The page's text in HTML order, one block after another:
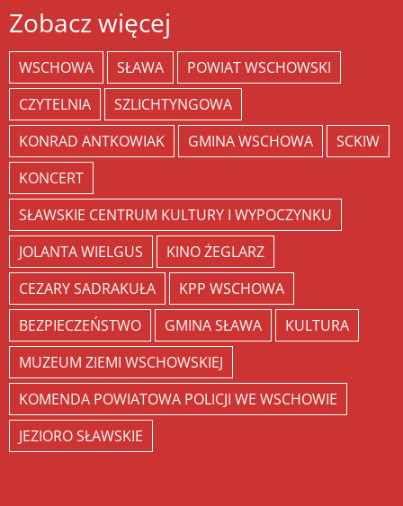
Zobacz więcej
WSCHOWA SŁAWA
POWIAT WSCHOWSKI
CZYTELNIA
SZLICHTYNGOWA
KONRAD ANTKOWIAK
GMINA WSCHOWA
SCKIW
KONCERT
SŁAWSKIE CENTRUM KULTURY I WYPOCZYNKU
JOLANTA WIELGUS
KINO ŻEGLARZ
CEZARY SADRAKUŁA
KPP WSCHOWA
BEZPIECZEŃSTWO
GMINA SŁAWA
KULTURA
MUZEUM ZIEMI WSCHOWSKIEJ
KOMENDA POWIATOWA POLICJI WE WSCHOWIE
JEZIORO SŁAWSKIE